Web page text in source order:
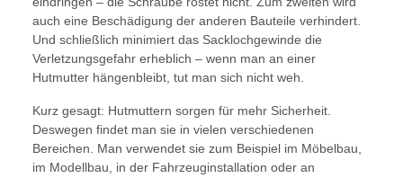
auch eine Beschädigung der anderen Bauteile verhindert.
Und schließlich minimiert das Sacklochgewinde die
Verletzungsgefahr erheblich – wenn man an einer
Hutmutter hängenbleibt, tut man sich nicht weh.
Kurz gesagt: Hutmuttern sorgen für mehr Sicherheit.
Deswegen findet man sie in vielen verschiedenen
Bereichen. Man verwendet sie zum Beispiel im Möbelbau,
im Modellbau, in der Fahrzeuginstallation oder an